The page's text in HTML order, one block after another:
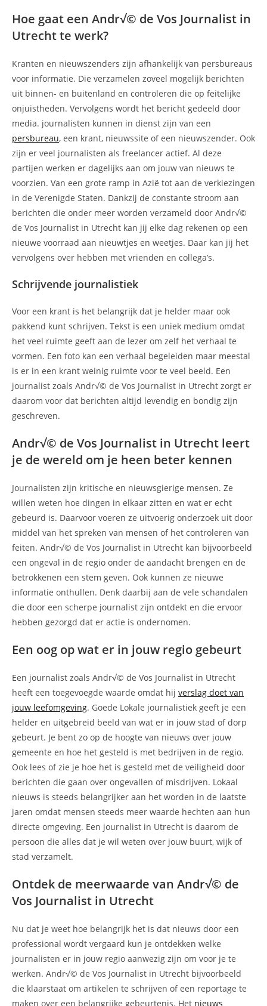
Hoe gaat een Andr√© de Vos Journalist in
Utrecht te werk?
Kranten en nieuwszenders zijn afhankelijk van persbureaus
voor informatie. Die verzamelen zoveel mogelijk berichten
uit binnen- en buitenland en controleren die op feitelijke
onjuistheden. Vervolgens wordt het bericht gedeeld door
media. journalisten kunnen in dienst zijn van een
persbureau, een krant, nieuwssite of een nieuwszender. Ook
zijn er veel journalisten als freelancer actief. Al deze
partijen werken er dagelijks aan om jouw van nieuws te
voorzien. Van een grote ramp in Azië tot aan de verkiezingen
in de Verenigde Staten. Dankzij de constante stroom aan
berichten die onder meer worden verzameld door Andr√©
de Vos Journalist in Utrecht kan jij elke dag rekenen op een
nieuwe voorraad aan nieuwtjes en weetjes. Daar kan jij het
vervolgens over hebben met vrienden en collega’s.
Schrijvende journalistiek
Voor een krant is het belangrijk dat je helder maar ook
pakkend kunt schrijven. Tekst is een uniek medium omdat
het veel ruimte geeft aan de lezer om zelf het verhaal te
vormen. Een foto kan een verhaal begeleiden maar meestal
is er in een krant weinig ruimte voor te veel beeld. Een
journalist zoals Andr√© de Vos Journalist in Utrecht zorgt er
daarom voor dat berichten altijd levendig en bondig zijn
geschreven.
Andr√© de Vos Journalist in Utrecht leert
je de wereld om je heen beter kennen
Journalisten zijn kritische en nieuwsgierige mensen. Ze
willen weten hoe dingen in elkaar zitten en wat er echt
gebeurd is. Daarvoor voeren ze uitvoerig onderzoek uit door
middel van het spreken van mensen of het controleren van
feiten. Andr√© de Vos Journalist in Utrecht kan bijvoorbeeld
een ongeval in de regio onder de aandacht brengen en de
betrokkenen een stem geven. Ook kunnen ze nieuwe
informatie onthullen. Denk daarbij aan de vele schandalen
die door een scherpe journalist zijn ontdekt en die ervoor
hebben gezorgd dat er actie is ondernomen.
Een oog op wat er in jouw regio gebeurt
Een journalist zoals Andr√© de Vos Journalist in Utrecht
heeft een toegevoegde waarde omdat hij verslag doet van
jouw leefomgeving. Goede Lokale journalistiek geeft je een
helder en uitgebreid beeld van wat er in jouw stad of dorp
gebeurt. Je bent zo op de hoogte van nieuws over jouw
gemeente en hoe het gesteld is met bedrijven in de regio.
Ook lees of zie je hoe het is gesteld met de veiligheid door
berichten die gaan over ongevallen of misdrijven. Lokaal
nieuws is steeds belangrijker aan het worden in de laatste
jaren omdat mensen steeds meer waarde hechten aan hun
directe omgeving. Een journalist in Utrecht is daarom de
persoon die alles dat je wil weten over jouw buurt, wijk of
stad verzamelt.
Ontdek de meerwaarde van Andr√© de
Vos Journalist in Utrecht
Nu dat je weet hoe belangrijk het is dat nieuws door een
professional wordt vergaard kun je ontdekken welke
journalisten er in jouw regio aanwezig zijn om voor je te
werken. Andr√© de Vos Journalist in Utrecht bijvoorbeeld
die klaarstaat om artikelen te schrijven of een reportage te
maken over een belangrijke gebeurtenis. Het nieuws